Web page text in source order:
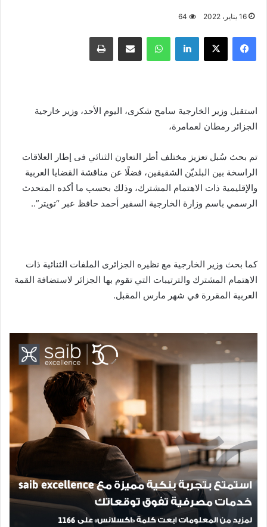
16 يناير، 2022 64
فيسبوك X لينكدإن واتساب مشاركة عبر البريد طباعة
استقبل وزير الخارجية سامح شكرى، اليوم الأحد، وزير خارجية
الجزائر رمطان لعمامرة،
تم بحث سُبل تعزيز مختلف أطر التعاون الثنائي فى إطار العلاقات
الراسخة بين البلديّن الشقيقين، فضلًا عن مناقشة القضايا العربية
والإقليمية ذات الاهتمام المشترك، وذلك بحسب ما أكده المتحدث
الرسمي باسم وزارة الخارجية السفير أحمد حافظ عبر “تويتر”..
كما بحث وزير الخارجية مع نظيره الجزائرى الملفات الثنائية ذات
الاهتمام المشترك والترتيبات التي تقوم بها الجزائر لاستضافة القمة
العربية المقررة في شهر مارس المقبل.